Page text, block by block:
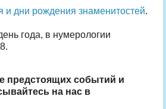
и дни рождения знаменитостей.
года, в нумерологии
предстоящих событий и
на нас в